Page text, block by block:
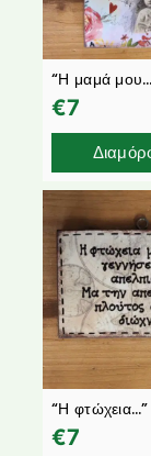
“Η μαμά
€7
“Η φτώχεια…”
€7